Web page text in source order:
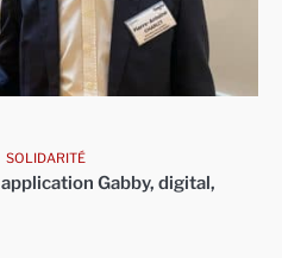
SOLIDARITÉ
application Gabby, digital,